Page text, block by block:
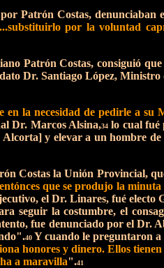
Patrón Costas,
...substituirlo por la voluntad
Patrón Costas, consiguió
Dr. Santiago López,
en la necesidad de pedirle a su
Dr. Marcos Alsina,34lo cual fué
y elevar a un hombre de
Costas la Unión Provincial,
que se produjo la
el Dr. Linares, fué
seguir la costumbre, el
fue denunciado por el Dr.
40 Y cuando le preguntaron a
honores y dinero. Ellos
a maravilla".41